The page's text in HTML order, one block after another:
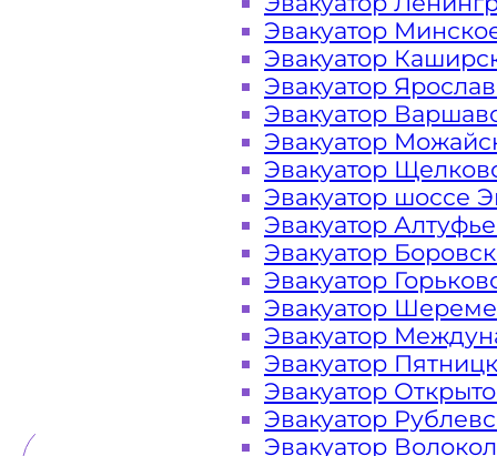
Закажите услугу "эвакуатор
"онлайн" на сайте компании
Вам необходимы услуги
недорого? Эвакуаторы «МОБИ»
ЦКАД в Подмосковье 24 часа в
оказать помощь на дороге в
WHATSAPP
Эвакуатор
Эвакуатор
Эвакуатор
Эвакуатор
Эвакуатор
Эвакуатор
Эвакуатор шоссе
Эвакуатор
Эвакуатор
Эвакуатор
Эвакуатор
Эвакуатор
Эвакуатор
Эвакуатор
Эвакуатор
Эвакуатор